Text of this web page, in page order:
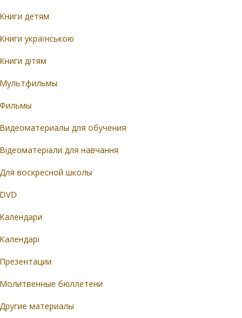
Книги детям
Книги українською
Книги дітям
Мультфильмы
Фильмы
Видеоматериалы для обучения
Відеоматеріали для навчання
Для воскресной школы
DVD
Календари
Календарі
Презентации
Молитвенные бюллетени
Другие материалы